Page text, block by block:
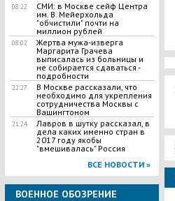
08:22
СМИ: в Москве сейф Центра
им. В. Мейерхольда
"обчистили" почти на
миллион рублей
08:02
Жертва мужа-изверга
Маргарита Грачева
выписалась из больницы и
не собирается сдаваться -
подробности
22:27
В Москве рассказали, что
необходимо для укрепления
сотрудничества Москвы с
Вашингтоном
21:24
Лавров в шутку рассказал, в
дела каких именно стран в
2017 году якобы
"вмешивалась" Россия
ВСЕ НОВОСТИ »
ВОЕННОЕ ОБОЗРЕНИЕ